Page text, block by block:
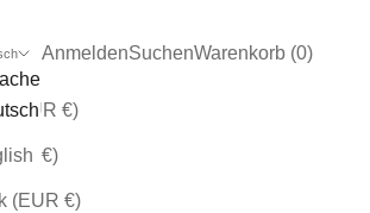
(EUR €)
€)
(EUR €)
Kundenkontoseite öffnen
AnmeldenSuche öffnen
SuchenWarenkorb öffnen
Warenkorb (0)